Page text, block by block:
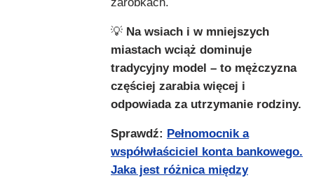
💡 Na wsiach i w mniejszych
miastach wciąż dominuje
tradycyjny model – to mężczyzna
częściej zarabia więcej i
odpowiada za utrzymanie rodziny.
Sprawdź: Pełnomocnik a
współwłaściciel konta bankowego.
Jaka jest różnica między